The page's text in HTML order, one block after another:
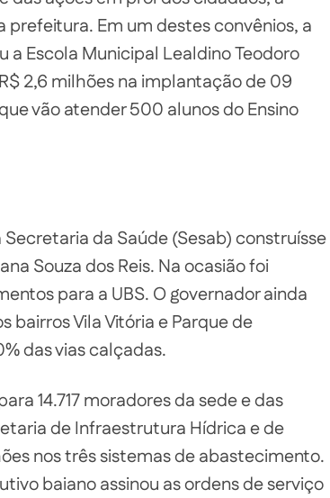
Em um destes convênios, a
a Escola Municipal Lealdino Teodoro
2,6 milhões na implantação de 09
vão atender 500 alunos do Ensino
da Saúde (Sesab) construísse
Souza dos Reis. Na ocasião foi
para a UBS. O governador ainda
bairros Vila Vitória e Parque de
das vias calçadas.
14.717 moradores da sede e das
de Infraestrutura Hídrica e de
nos três sistemas de abastecimento.
baiano assinou as ordens de serviço